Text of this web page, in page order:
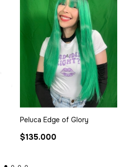
Peluca Edge of Glory
$135.000